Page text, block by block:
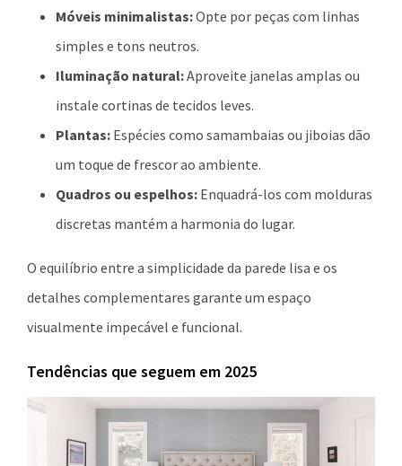
Móveis minimalistas:Opte por peças com linhas
simples e tons neutros.
Iluminação natural:Aproveite janelas amplas ou
instale cortinas de tecidos leves.
Plantas: Espécies como samambaias ou jiboias dão
um toque de frescor ao ambiente.
Quadros ou espelhos: Enquadrá-los com molduras
discretas mantém a harmonia do lugar.
O equilíbrio entre a simplicidade da parede lisa e os
detalhes complementares garante um espaço
visualmente impecável e funcional.
Tendências que seguem em 2025